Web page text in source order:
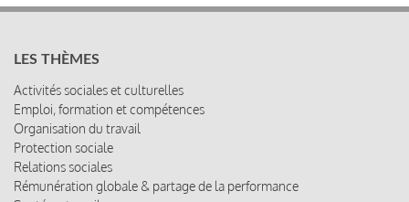
LES THÈMES
Activités sociales et culturelles
Emploi, formation et compétences
Organisation du travail
Protection sociale
Relations sociales
Rémunération globale & partage de la performance